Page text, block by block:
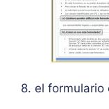
8. el